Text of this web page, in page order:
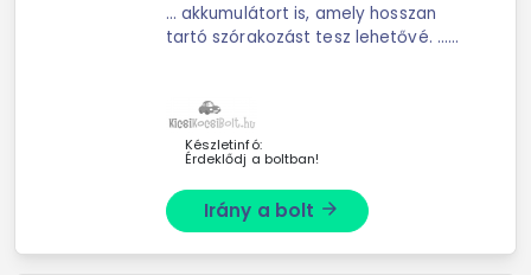
... akkumulátort is, amely hosszan
tartó szórakozást tesz lehetővé. ...
felfedezésére. Ez egy tökéletes
játék a távirányítós eszközök ...
Készletinfó:
Érdeklődj a boltban!
Irány a bolt arrow_forward